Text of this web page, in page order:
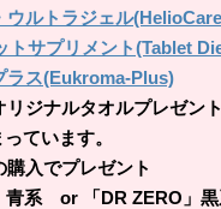
ウルトラジェル
トサプリメント(Tablet
ラス(Eukroma-Plus)
リジナルタオルプレゼント
ています。
入でプレゼント
系 or 「DR ZERO」黒